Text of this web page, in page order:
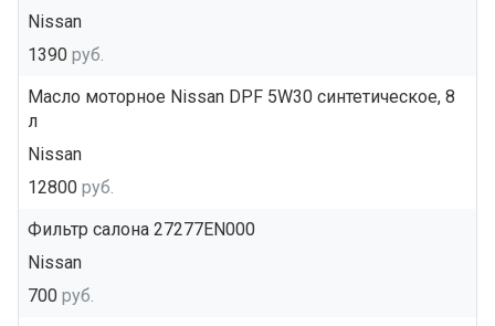
Nissan
1390 руб.
Масло моторное Nissan DPF 5W30 синтетическое, 8
л
Nissan
12800 руб.
Фильтр салона 27277EN000
Nissan
700 руб.